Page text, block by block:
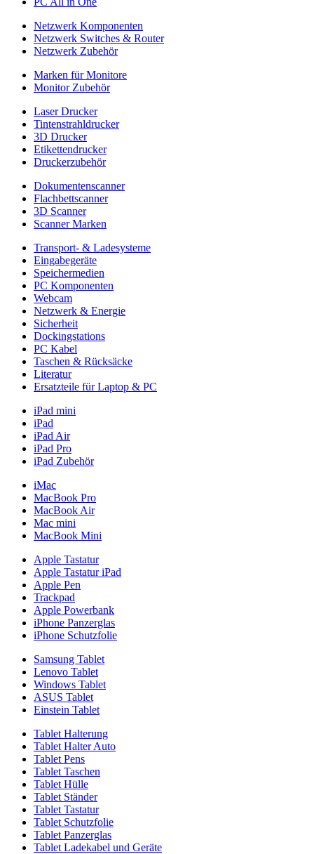
Netzwerk Komponenten
Netzwerk Switches & Router
Netzwerk Zubehör
Marken für Monitore
Monitor Zubehör
Laser Drucker
Tintenstrahldrucker
3D Drucker
Etikettendrucker
Druckerzubehör
Dokumentenscanner
Flachbettscanner
3D Scanner
Scanner Marken
Transport- & Ladesysteme
Eingabegeräte
Speichermedien
PC Komponenten
Webcam
Netzwerk & Energie
Sicherheit
Dockingstations
PC Kabel
Taschen & Rücksäcke
Literatur
Ersatzteile für Laptop & PC
iPad mini
iPad
iPad Air
iPad Pro
iPad Zubehör
iMac
MacBook Pro
MacBook Air
Mac mini
MacBook Mini
Apple Tastatur
Apple Tastatur iPad
Apple Pen
Trackpad
Apple Powerbank
iPhone Panzerglas
iPhone Schutzfolie
Samsung Tablet
Lenovo Tablet
Windows Tablet
ASUS Tablet
Einstein Tablet
Tablet Halterung
Tablet Halter Auto
Tablet Pens
Tablet Taschen
Tablet Hülle
Tablet Ständer
Tablet Tastatur
Tablet Schutzfolie
Tablet Panzerglas
Tablet Ladekabel und Geräte